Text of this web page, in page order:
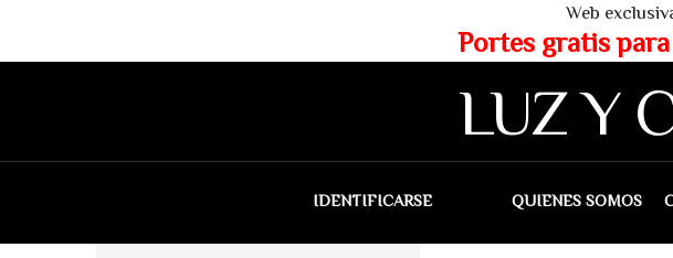
Web exclusiva para profesionales - Teléfono.:
Portes gratis para Madrid a partir de
LUZ Y
IDENTIFICARSE QUIENES SOMOS